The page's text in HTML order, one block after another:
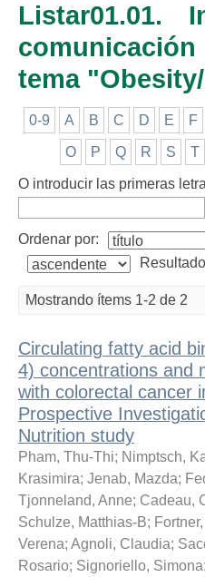
Listar01.01.
tema
0-9 A B C D E F
O P Q R S T
O introducir las primeras
Ordenar por:
Mostrando ítems 1-2 de 2
Circulating fatty acid
4) concentrations and
with colorectal cancer
Prospective
Nutrition study
Pham, Thu-Thi; Nimptsch,
Krasimira; Jenab, Mazda;
Tjonneland, Anne; Cadeau,
Schulze, Matthias-B;
Verena; Agnoli, Claudia;
Rosario; Signoriello, Simona;